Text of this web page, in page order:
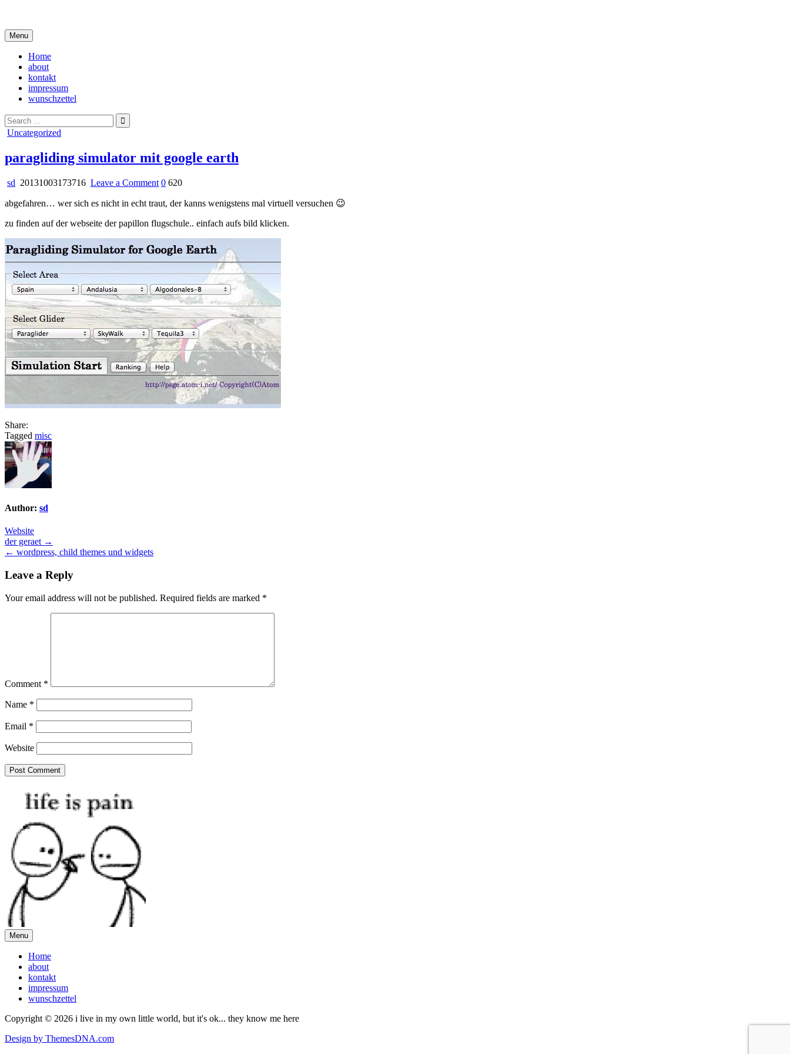
content
Menu
Home
about
kontakt
impressum
wunschzettel
Search
for:
Posted
Uncategorized
paragliding simulator mit google earth
sd 20131003173716 Leave a Commenton
simulator
google
0 620
abgefahren… wer sich es nicht in echt traut, der kanns wenigstens mal virtuell versuchen 😉
zu finden auf der webseite der papillon flugschule.. einfach aufs bild klicken.
Share:
Tagged misc
Author: sd
Website
Post
navigation
der geraet →
← wordpress, child themes und widgets
Leave a Reply
Your email address will not be published. Required fields are marked *
Comment *
Name *
Email *
Website
Menu
Home
about
kontakt
impressum
wunschzettel
Copyright © 2026 i live in my own little world, but it's ok... they know me here
Design by ThemesDNA.com